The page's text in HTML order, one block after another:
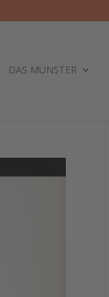
DAS MÜNSTER